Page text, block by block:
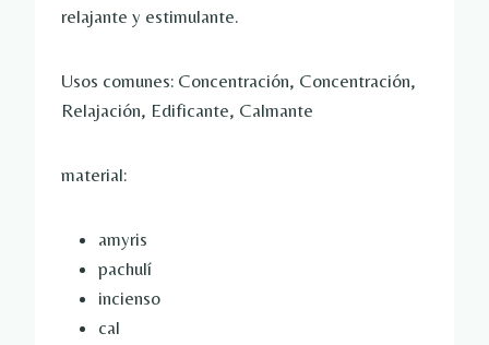
relajante y estimulante.
Usos comunes: Concentración, Concentración,
Relajación, Edificante, Calmante
material:
amyris
pachulí
incienso
cal